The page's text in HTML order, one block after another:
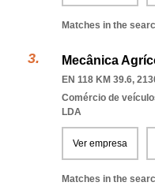
Matches in the
Mecânica
EN 118 KM 39.6,
Comércio de
LDA
Ver empresa
Matches in the